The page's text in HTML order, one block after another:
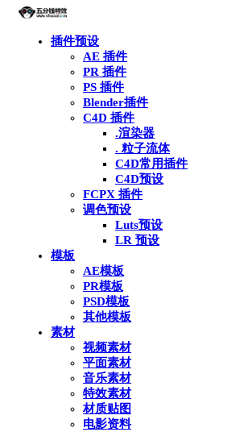
插件预设
AE 插件
PR 插件
PS 插件
Blender插件
C4D 插件
.渲染器
. 粒子流体
C4D常用插件
C4D预设
FCPX 插件
调色预设
Luts预设
LR 预设
模板
AE模板
PR模板
PSD模板
其他模板
素材
视频素材
平面素材
音乐素材
特效素材
材质贴图
电影资料